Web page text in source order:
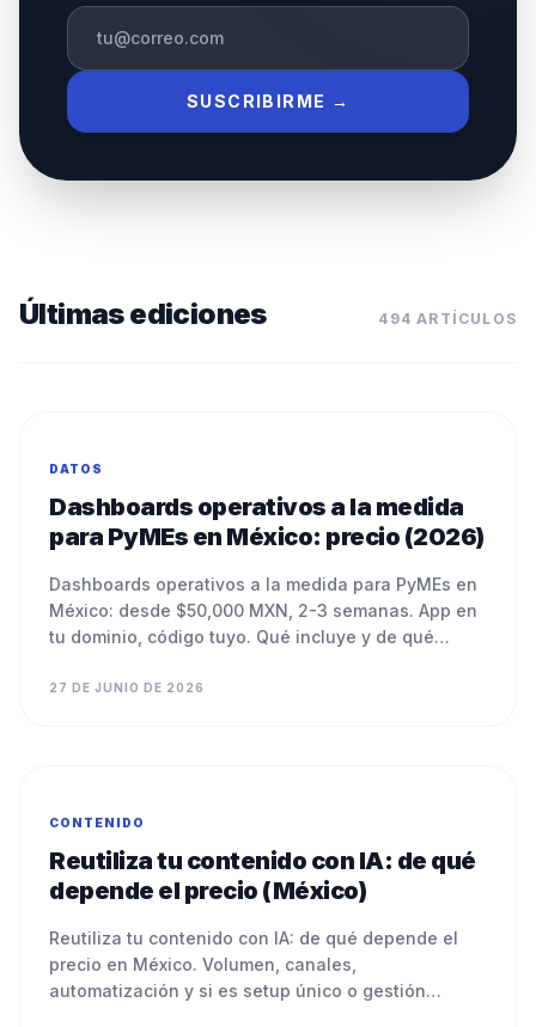
SUSCRIBIRME →
Últimas ediciones 494 ARTÍCULOS
DATOS
Dashboards operativos a la medida
para PyMEs en México: precio (2026)
Dashboards operativos a la medida para PyMEs en
México: desde $50,000 MXN, 2-3 semanas. App en
tu dominio, código tuyo. Qué incluye y de qué
27 DE JUNIO DE 2026
CONTENIDO
Reutiliza tu contenido con IA: de qué
depende el precio (México)
Reutiliza tu contenido con IA: de qué depende el
precio en México. Volumen, canales,
automatización y si es setup único o gestión